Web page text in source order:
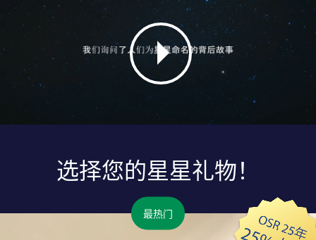
选择您的星星礼物！
最热门